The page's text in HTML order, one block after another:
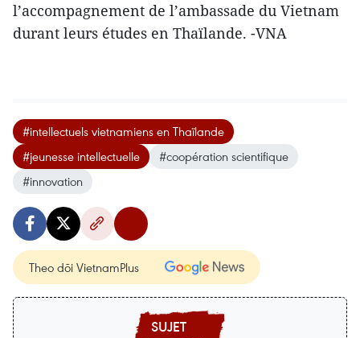
l’accompagnement de l’ambassade du Vietnam
durant leurs études en Thaïlande. -VNA
#intellectuels vietnamiens en Thaïlande
#jeunesse intellectuelle
#coopération scientifique
#innovation
Theo dõi VietnamPlus